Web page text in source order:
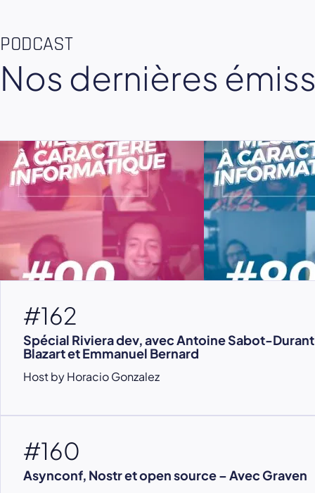
PODCAST
Nos dernières
#162
Spécial Riviera dev, avec Antoine Sabot-
Blazart et Emmanuel Bernard
Host by Horacio Gonzalez
#160
Asynconf, Nostr et open source – Avec Graven